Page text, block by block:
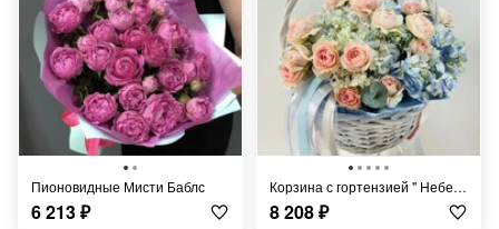
Пионовидные Мисти Баблс
6 213₽
Корзина с гортензией " Небесный взор"
8 208₽